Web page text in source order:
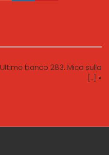
Ultimo banco 283. Mica sulla
[..] »